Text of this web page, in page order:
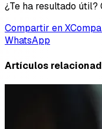
¿Te ha resultado útil?
Compartir en X
WhatsApp
Artículos